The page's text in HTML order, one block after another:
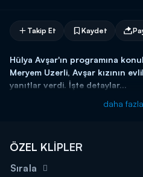
Takip Et Kaydet
Hülya Avşar'ın programına
Meryem Uzerli, Avşar kızının
yanıtlar verdi. İşte detaylar...
Magazin D Yaz ile sımsıcak,
daha
ÖZEL KLİPLER
Sırala